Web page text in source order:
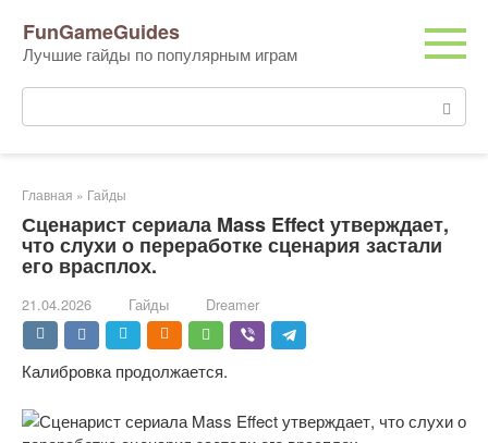
контенту
FunGameGuides
Лучшие гайды по популярным играм
Поиск:
Главная » Гайды
Сценарист сериала Mass Effect утверждает,
что слухи о переработке сценария застали
его врасплох.
21.04.2026 Гайды Dreamer
Калибровка продолжается.